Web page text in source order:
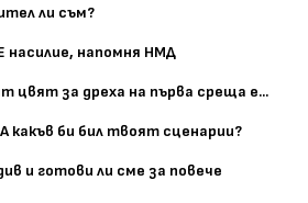
ли съм?
насилие, напомня НМД
цвят за дреха на първа среща е...
какъв би бил твоят сценарии?
и готови ли сме за повече